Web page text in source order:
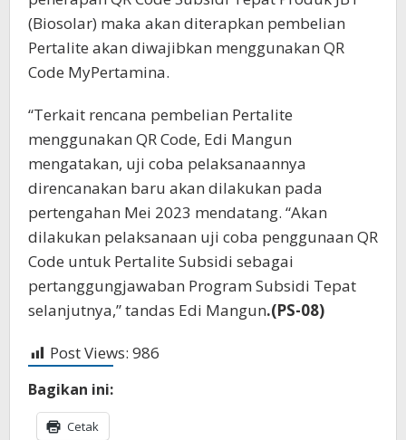
(Biosolar) maka akan diterapkan pembelian
Pertalite akan diwajibkan menggunakan QR
Code MyPertamina.
“Terkait rencana pembelian Pertalite
menggunakan QR Code, Edi Mangun
mengatakan, uji coba pelaksanaannya
direncanakan baru akan dilakukan pada
pertengahan Mei 2023 mendatang. “Akan
dilakukan pelaksanaan uji coba penggunaan QR
Code untuk Pertalite Subsidi sebagai
pertanggungjawaban Program Subsidi Tepat
selanjutnya,” tandas Edi Mangun.(PS-08)
Post Views: 986
Bagikan ini:
Cetak